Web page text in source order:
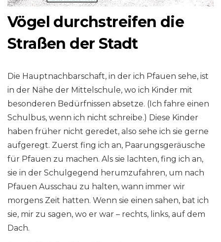
Vögel durchstreifen die
Straßen der Stadt
Die Hauptnachbarschaft, in der ich Pfauen sehe, ist
in der Nähe der Mittelschule, wo ich Kinder mit
besonderen Bedürfnissen absetze. (Ich fahre einen
Schulbus, wenn ich nicht schreibe.) Diese Kinder
haben früher nicht geredet, also sehe ich sie gerne
aufgeregt. Zuerst fing ich an, Paarungsgeräusche
für Pfauen zu machen. Als sie lachten, fing ich an,
sie in der Schulgegend herumzufahren, um nach
Pfauen Ausschau zu halten, wann immer wir
morgens Zeit hatten. Wenn sie einen sahen, bat ich
sie, mir zu sagen, wo er war – rechts, links, auf dem
Dach.